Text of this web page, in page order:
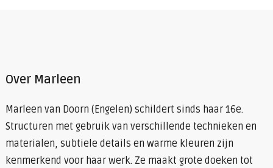
Over Marleen
Marleen van Doorn (Engelen) schildert sinds haar 16e.
Structuren met gebruik van verschillende technieken en
materialen, subtiele details en warme kleuren zijn
kenmerkend voor haar werk. Ze maakt grote doeken tot